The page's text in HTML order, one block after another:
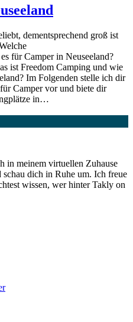
dementsprechend groß ist
für Camper in Neuseeland?
ist Freedom Camping und wie
Im Folgenden stelle ich dir
Camper vor und biete dir
in…
in meinem virtuellen Zuhause
dich in Ruhe um. Ich freue
wissen, wer hinter Takly on